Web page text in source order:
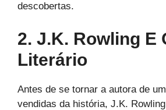
descobertas.
2. J.K. Rowling E
Literário
Antes de se tornar a autora de
vendidas da história, J.K.